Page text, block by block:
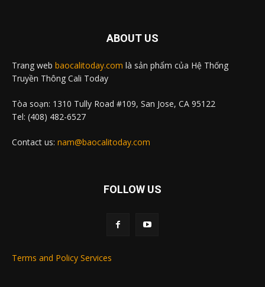
ABOUT US
Trang web baocalitoday.com là sản phẩm của Hệ Thống
Truyền Thông Cali Today
Tòa soạn: 1310 Tully Road #109, San Jose, CA 95122
Tel: (408) 482-6527
Contact us: nam@baocalitoday.com
FOLLOW US
Terms and Policy Services